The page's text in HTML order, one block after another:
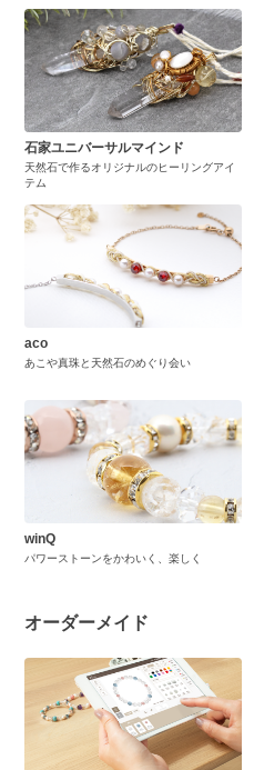
石家ユニバーサルマインド
天然石で作るオリジナルのヒーリングアイ
テム
aco
あこや真珠と天然石のめぐり会い
winQ
パワーストーンをかわいく、楽しく
オーダーメイド